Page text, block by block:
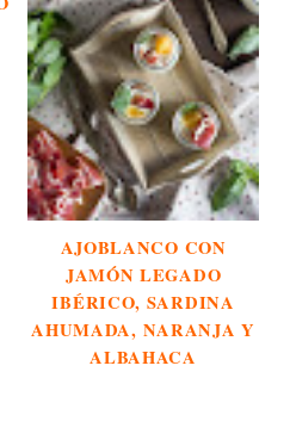
AJOBLANCO CON
JAMÓN LEGADO
IBÉRICO, SARDINA
AHUMADA, NARANJA Y
ALBAHACA